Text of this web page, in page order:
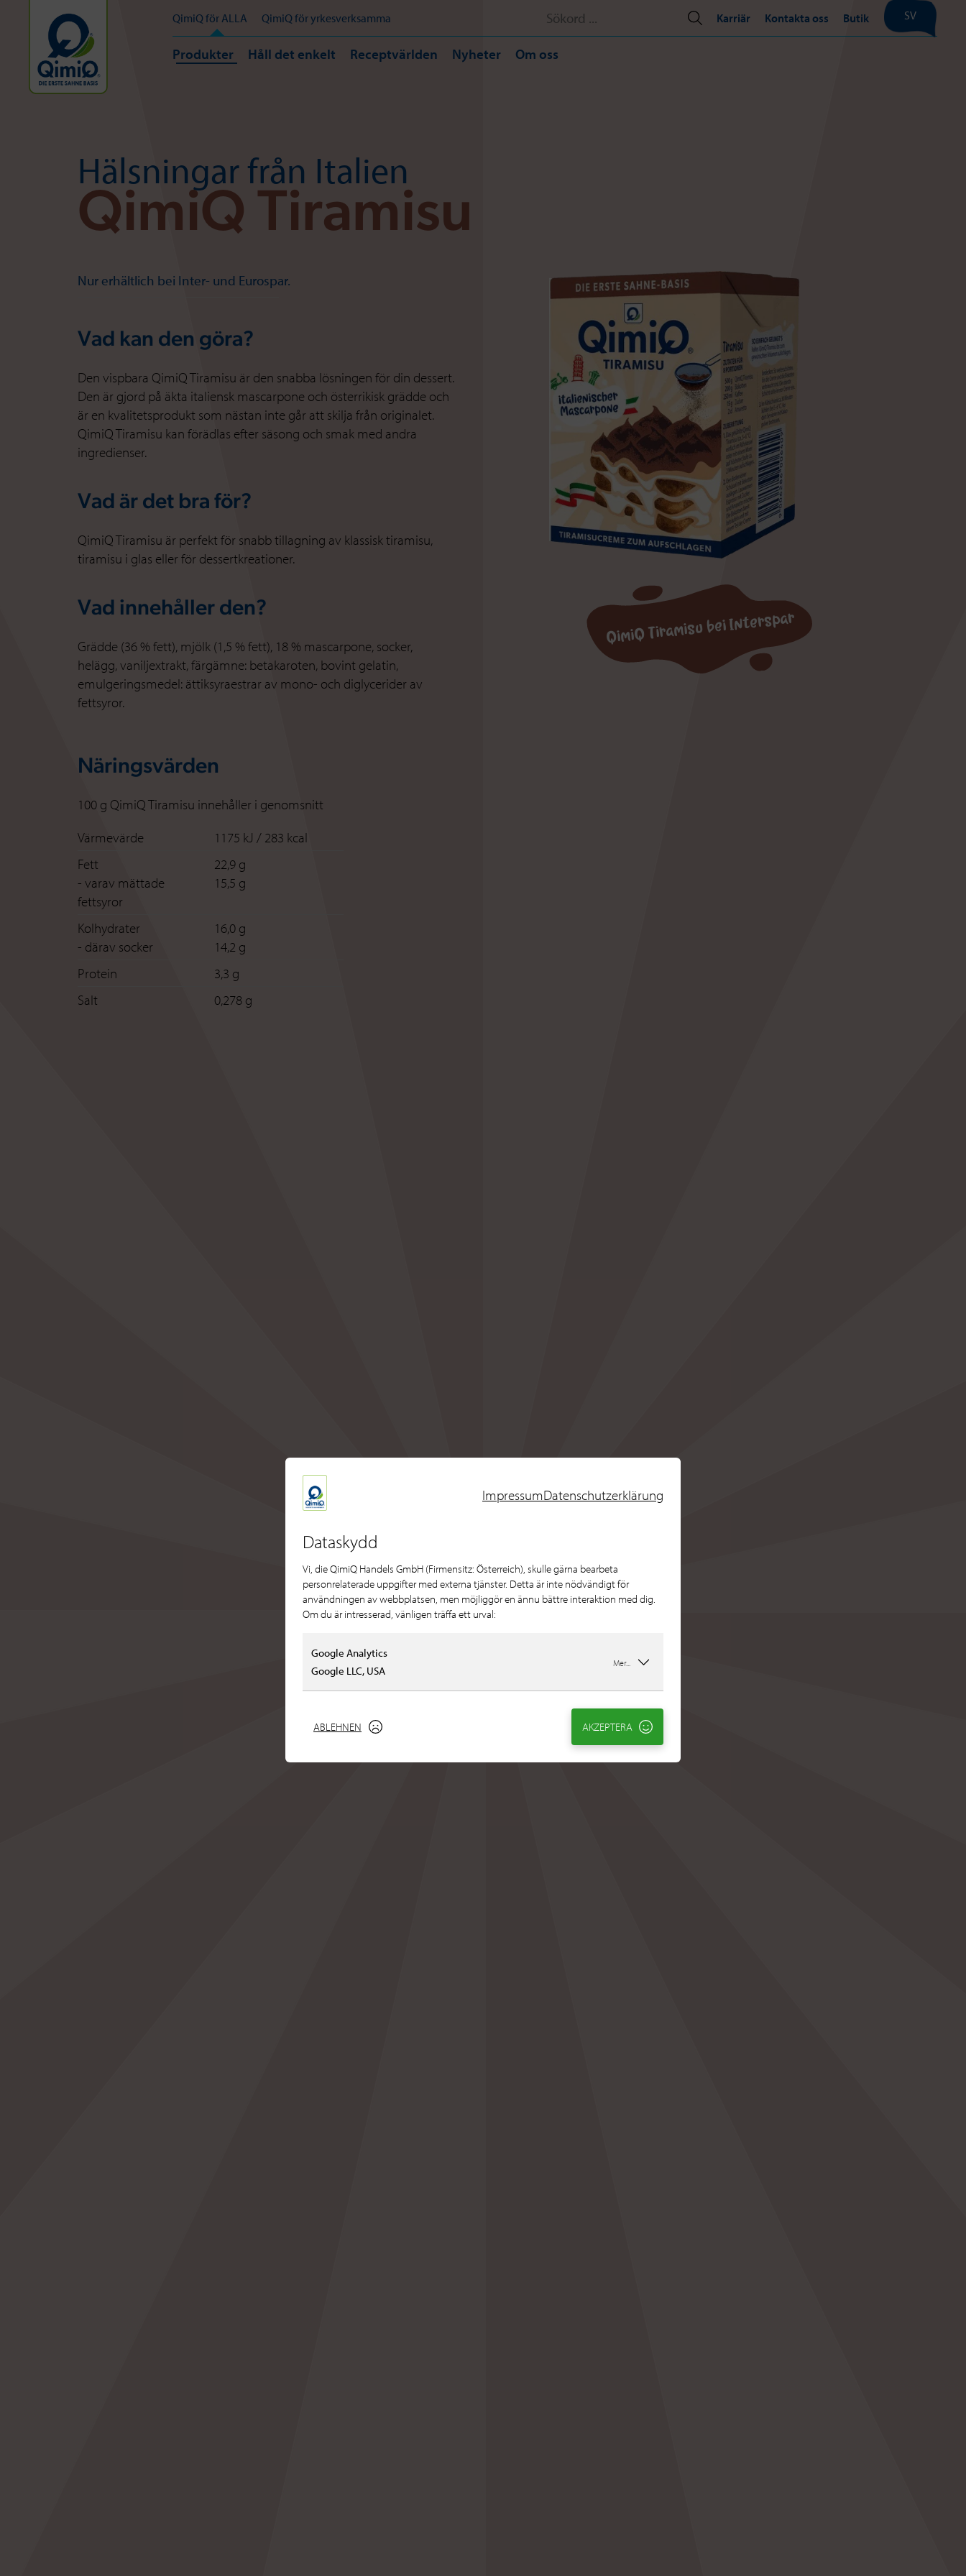
QimiQ för ALLA
Produkter Håll det enkelt Receptvärlden Nyheter Om oss
QimiQ för yrkesverksamma
Sök
efter:
Karriär Kontakta oss Butik SV
Hälsningar från Italien
QimiQ Tiramisu
Nur erhältlich bei Inter- und Eurospar.
Vad kan den göra?
Den vispbara QimiQ Tiramisu är den snabba lösningen för din dessert.
Den är gjord på äkta italiensk mascarpone och österrikisk grädde och
är en kvalitetsprodukt som nästan inte går att skilja från originalet.
QimiQ Tiramisu kan förädlas efter säsong och smak med andra
ingredienser.
Vad är det bra för?
QimiQ Tiramisu är perfekt för snabb tillagning av klassisk tiramisu,
tiramisu i glas eller för dessertkreationer.
Vad innehåller den?
Grädde (36 % fett), mjölk (1,5 % fett), 18 % mascarpone, socker,
helägg, vaniljextrakt, färgämne: betakaroten, bovint gelatin,
emulgeringsmedel: ättiksyraestrar av mono- och diglycerider av
fettsyror.
QimiQ Tiramisu bei Interspar
Näringsvärden
100 g QimiQ Tiramisu innehåller i genomsnitt
Värmevärde
1175 kJ / 283 kcal
Fett
22,9 g
- varav mättade
fettsyror
15,5 g
Kolhydrater
16,0 g
- därav socker
14,2 g
Protein
3,3 g
Salt
0,278 g
ImpressumDatenschutzerklärung
Dataskydd
Vi, die QimiQ Handels GmbH (Firmensitz: Österreich), skulle gärna bearbeta
personrelaterade uppgifter med externa tjänster. Detta är inte nödvändigt för
användningen av webbplatsen, men möjliggör en ännu bättre interaktion med dig.
Om du är intresserad, vänligen träffa ett urval:
Google Analytics
Google LLC, USA
Mer...
ABLEHNEN AKZEPTERA